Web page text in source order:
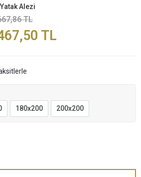
Alezi
TL
TL
180x200 200x200